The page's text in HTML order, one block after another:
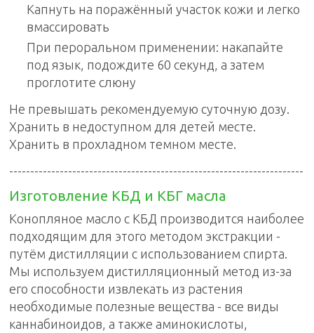
Капнуть на поражённый участок кожи и легко
вмассировать
При пероральном применении: накапайте
под язык, подождите 60 секунд, а затем
проглотите слюну
Не превышать рекомендуемую суточную дозу.
Хранить в недоступном для детей месте.
Хранить в прохладном темном месте.
----------------------------------------------------------------------
Изготовление КБД и КБГ масла
Конопляное масло с КБД производится наиболее
подходящим для этого методом экстракции -
путём дистилляции с использованием спирта.
Мы используем дистилляционный метод из-за
его способности извлекать из растения
необходимые полезные вещества - все виды
каннабиноидов, а также аминокислоты,